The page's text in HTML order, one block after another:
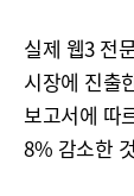
실제 웹3 전
시장에 진출
보고서에 따
8% 감소한